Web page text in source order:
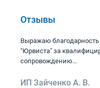
Отзывы
Выражаю
"Юрвиста" за
сопровождению...
ИП Зайченко А. В.